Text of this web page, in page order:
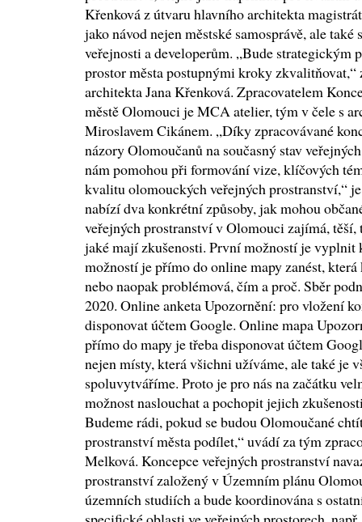
Křenková z útvaru hlavního architekta
jako návod nejen městské samosprávě, ale
veřejnosti a developerům. „Bude strategickým
prostor města postupnými kroky
architekta Jana Křenková. Zpracovatelem
městě Olomouci je MCA atelier, tým v čele s
Miroslavem Cikánem. „Díky zpracovávané
názory Olomoučanů na současný stav
nám pomohou při formování vize, klíčových
kvalitu olomouckých veřejných prostranství,“
nabízí dva konkrétní způsoby, jak mohou
veřejných prostranství v Olomouci zajímá,
jaké mají zkušenosti. První možností je
možností je přímo do online mapy zanést,
nebo naopak problémová, čím a proč. Sběr
2020. Online anketa Upozornění: pro vložení
disponovat účtem Google. Online mapa
přímo do mapy je třeba disponovat účtem
nejen místy, která všichni užíváme, ale také
spoluvytváříme. Proto je pro nás na začátku
možnost naslouchat a pochopit jejich
Budeme rádi, pokud se budou Olomoučané
prostranství města podílet,“ uvádí za tým
Melková. Koncepce veřejných prostranství
prostranství založený v Územním plánu
územních studiích a bude koordinována s